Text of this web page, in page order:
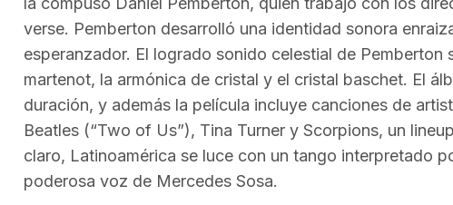
verse. Pemberton desarrolló una identidad sonora
esperanzador. El logrado sonido celestial de
martenot, la armónica de cristal y el cristal baschet. El
duración, y además la película incluye canciones de
Beatles (“Two of Us”), Tina Turner y Scorpions, un
claro, Latinoamérica se luce con un tango interpretado
poderosa voz de Mercedes Sosa.